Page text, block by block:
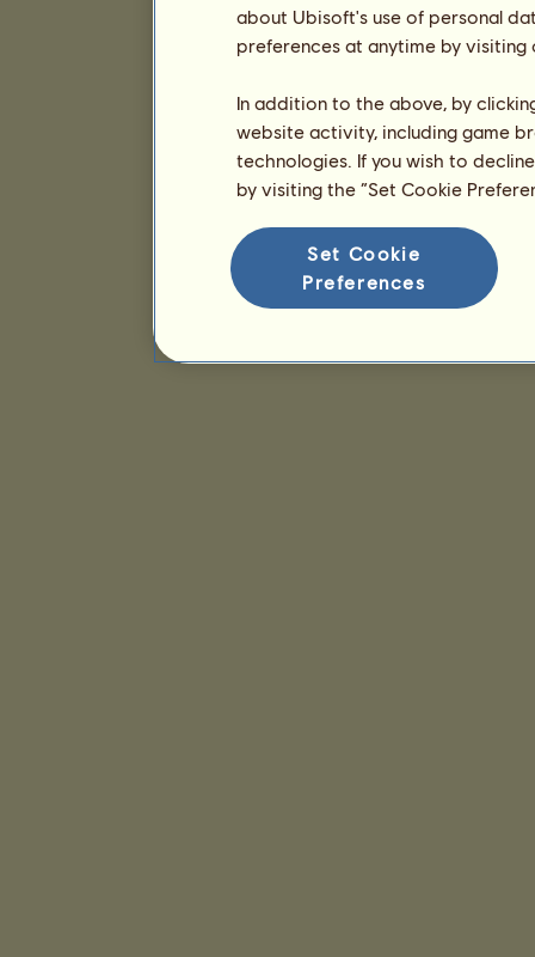
about Ubisoft's use of personal
preferences at anytime by
In addition to the above, by
website activity, including game
technologies. If you wish to
by visiting the “Set Cookie
Set Cookie
Preferences